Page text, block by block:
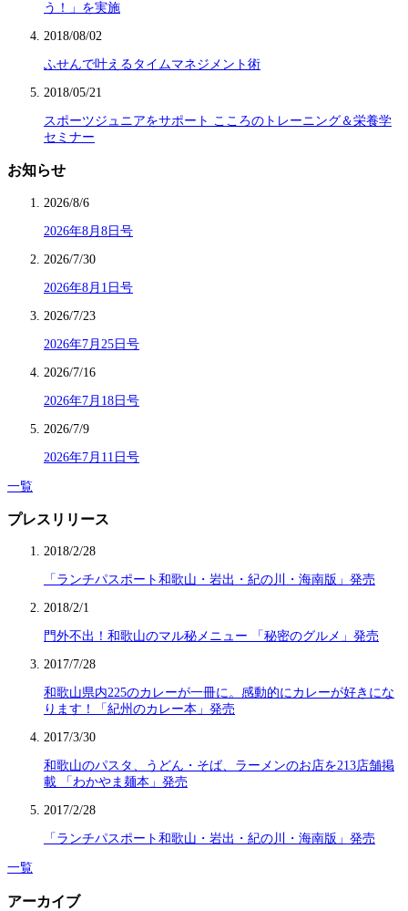
う！」を実施
2018/08/02
ふせんで叶えるタイムマネジメント術
2018/05/21
スポーツジュニアをサポート こころのトレーニング＆栄養学
セミナー
お知らせ
2026/8/6
2026年8月8日号
2026/7/30
2026年8月1日号
2026/7/23
2026年7月25日号
2026/7/16
2026年7月18日号
2026/7/9
2026年7月11日号
一覧
プレスリリース
2018/2/28
「ランチパスポート和歌山・岩出・紀の川・海南版」発売
2018/2/1
門外不出！和歌山のマル秘メニュー 「秘密のグルメ」発売
2017/7/28
和歌山県内225のカレーが一冊に。感動的にカレーが好きにな
ります！「紀州のカレー本」発売
2017/3/30
和歌山のパスタ、うどん・そば、ラーメンのお店を213店舗掲
載 「わかやま麺本」発売
2017/2/28
「ランチパスポート和歌山・岩出・紀の川・海南版」発売
一覧
アーカイブ